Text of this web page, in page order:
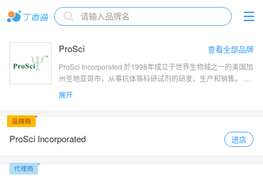
ProSci 查看全部品牌
ProSci Incorporated 於1998年成立于世界生物城之一的美国加
州圣地亚哥市，从事抗体等科研试剂的研发、生产和销售。 Pr
oSci是世界最早和最大的细胞凋亡抗体生产厂家和供应商，公
司现拥有17000多种单、多克隆抗体，产品涵盖了细胞凋亡、
和力、特异性强等特点，所有的ProSci抗体都经过了严格的验
证测试和质量控制，已保证高质量的产品。ProSci的抗体广销
展开
ProSci Incorporated 进店